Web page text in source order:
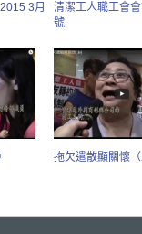
3月
清潔工人職工會
號
拖欠遣散顯關懷